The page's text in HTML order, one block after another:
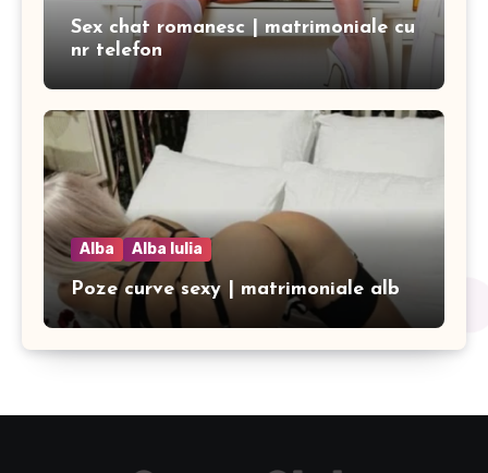
Sex chat romanesc | matrimoniale cu
nr telefon
Alba Alba Iulia
Poze curve sexy | matrimoniale alb